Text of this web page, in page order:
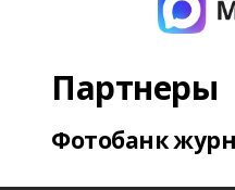
Партнеры
Фотобанк